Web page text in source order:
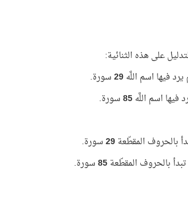
على هذه الثنائية:
فيها اسم اللَّه29سورة.
فيها اسم اللَّه85سورة.
بالحروف المقطّعة29سورة.
بالحروف المقطّعة85سورة.